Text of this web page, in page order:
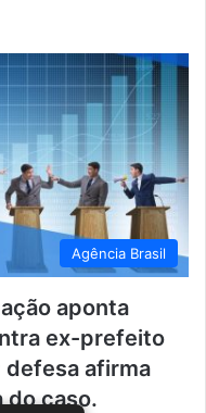
Agência Brasil
aponta
ex-prefeito
defesa afirma
do caso.